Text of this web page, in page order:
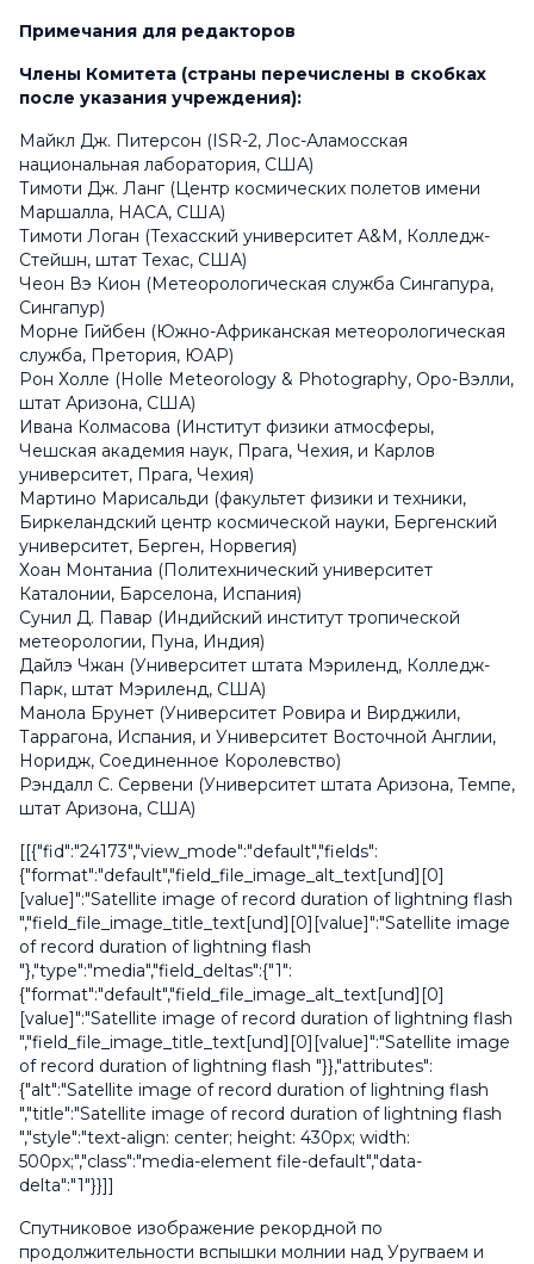
Примечания для редакторов
Члены Комитета (страны перечислены в скобках
после указания учреждения):
Майкл Дж. Питерсон (ISR-2, Лос-Аламосская
национальная лаборатория, США)
Тимоти Дж. Ланг (Центр космических полетов имени
Маршалла, НАСА, США)
Тимоти Логан (Техасский университет A&M, Колледж-
Стейшн, штат Техас, США)
Чеон Вэ Кион (Метеорологическая служба Сингапура,
Сингапур)
Морне Гийбен (Южно-Африканская метеорологическая
служба, Претория, ЮАР)
Рон Холле (Holle Meteorology & Photography, Оро-Вэлли,
штат Аризона, США)
Ивана Колмасова (Институт физики атмосферы,
Чешская академия наук, Прага, Чехия, и Карлов
университет, Прага, Чехия)
Мартино Марисальди (факультет физики и техники,
Биркеландский центр космической науки, Бергенский
университет, Берген, Норвегия)
Хоан Монтаниа (Политехнический университет
Каталонии, Барселона, Испания)
Сунил Д. Павар (Индийский институт тропической
метеорологии, Пуна, Индия)
Дайлэ Чжан (Университет штата Мэриленд, Колледж-
Парк, штат Мэриленд, США)
Манола Брунет (Университет Ровира и Вирджили,
Таррагона, Испания, и Университет Восточной Англии,
Норидж, Соединенное Королевство)
Рэндалл С. Сервени (Университет штата Аризона, Темпе,
штат Аризона, США)
[[{"fid":"24173","view_mode":"default","fields":
{"format":"default","field_file_image_alt_text[und][0]
[value]":"Satellite image of record duration of lightning flash
","field_file_image_title_text[und][0][value]":"Satellite image
of record duration of lightning flash
"},"type":"media","field_deltas":{"1":
{"format":"default","field_file_image_alt_text[und][0]
[value]":"Satellite image of record duration of lightning flash
","field_file_image_title_text[und][0][value]":"Satellite image
of record duration of lightning flash "}},"attributes":
{"alt":"Satellite image of record duration of lightning flash
","title":"Satellite image of record duration of lightning flash
","style":"text-align: center; height: 430px; width:
500px;","class":"media-element file-default","data-
delta":"1"}}]]
Спутниковое изображение рекордной по
продолжительности вспышки молнии над Уругваем и